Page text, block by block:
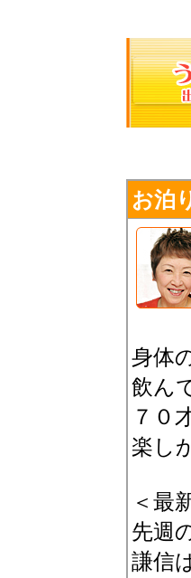
お泊
身体
飲ん
７０
楽し
＜最
先週
謙信